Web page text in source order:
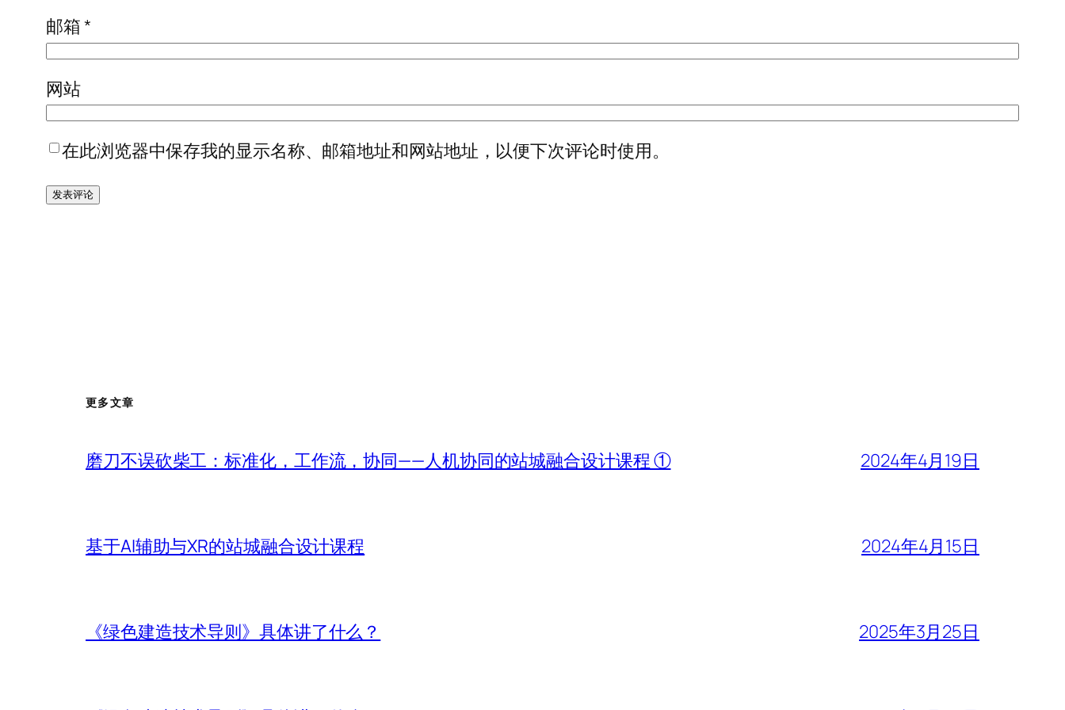
邮箱*
网站
在此浏览器中保存我的显示名称、邮箱地址和网站地址，以便下次评论时使用。
更多文章
磨刀不误砍柴工：标准化，工作流，协同——人机协同的站城融合设计课程 ① 2024年4月19日
基于AI辅助与XR的站城融合设计课程 2024年4月15日
《绿色建造技术导则》具体讲了什么？ 2025年3月25日